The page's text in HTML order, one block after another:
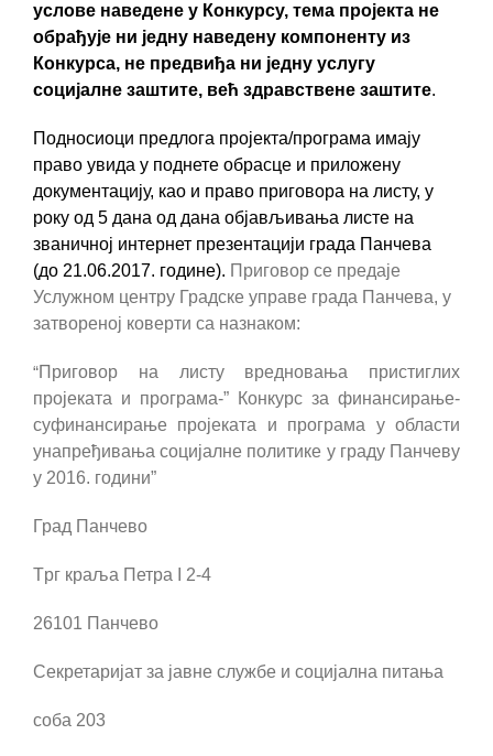
услове наведене у Конкурсу, тема пројекта не
обрађује ни једну наведену компоненту из
Конкурса, не предвиђа ни једну услугу
социјалне заштите, већ здравствене заштите.
Подносиоци предлога пројекта/програма имају
право увида у поднете обрасце и приложену
документацију, као и право приговора на листу, у
року од 5 дана од дана објављивања листе на
званичној интернет презентацији града Панчева
(до 21.06.2017. године). Приговор се предаје
Услужном центру Градске управе града Панчева, у
затвореној коверти са назнаком:
“Приговор на листу вредновања пристиглих
пројеката и програма-” Конкурс за финансирање-
суфинансирање пројеката и програма у области
унапређивања социјалне политике у граду Панчеву
у 2016. години”
Град Панчево
Tрг краља Петра I 2-4
26101 Панчево
Секретаријат за јавне службе и социјална питања
соба 203